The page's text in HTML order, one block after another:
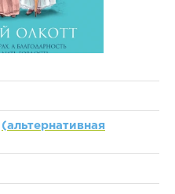
(альтернативная